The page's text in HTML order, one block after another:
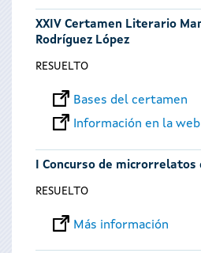
XXIV Certamen Literario
Rodríguez López
RESUELTO
Bases del certamen
Información en la web
I Concurso de
RESUELTO
Más información